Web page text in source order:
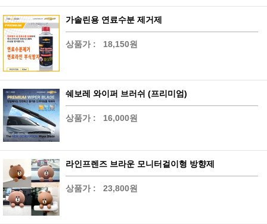
가솔린용 연료수분 제거제
상품가 : 18,150원
쉐보레 와이퍼 브러쉬 (프리미엄)
상품가 : 16,000원
라인프렌즈 브라운 모니터걸이형 방향제
상품가 : 23,800원